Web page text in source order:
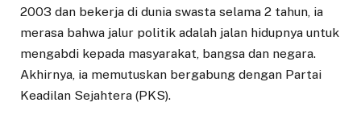
2003 dan bekerja di dunia swasta selama 2 tahun, ia
merasa bahwa jalur politik adalah jalan hidupnya untuk
mengabdi kepada masyarakat, bangsa dan negara.
Akhirnya, ia memutuskan bergabung dengan Partai
Keadilan Sejahtera (PKS).